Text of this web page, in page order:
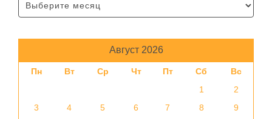
Август 2026
Пн Вт Ср Чт Пт Сб
Вс
1
2
3
4 5 6 7 8
9